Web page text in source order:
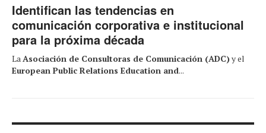
Identifican las tendencias en
comunicación corporativa e institucional
para la próxima década
La Asociación de Consultoras de Comunicación (ADC)y el
European Public Relations Education and...